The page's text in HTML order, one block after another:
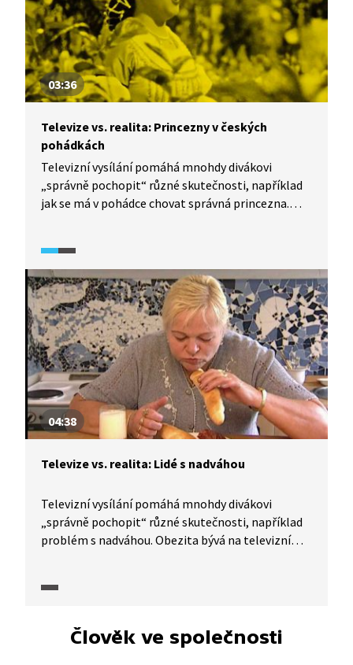
03:36
Televize vs. realita: Princezny v českých
pohádkách
Televizní vysílání pomáhá mnohdy divákovi
„správně pochopit“ různé skutečnosti, například
jak se má v pohádce chovat správná princezna.
TeleRevize 2.0.
04:38
Televize vs. realita: Lidé s nadváhou
Televizní vysílání pomáhá mnohdy divákovi
„správně pochopit“ různé skutečnosti, například
problém s nadváhou. Obezita bývá na televizní
kterým hrdinové čelí. I tomu se blíže věnuje
Člověk ve společnosti